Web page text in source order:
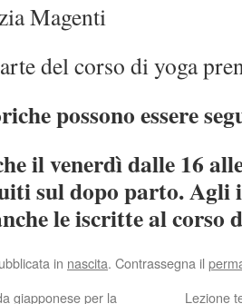
Magenti
del corso di yoga
possono essere
il venerdì dalle 16
sul dopo parto. Agli
le iscritte al corso
in nascita. Contrassegna il
giapponese per la
Lezione